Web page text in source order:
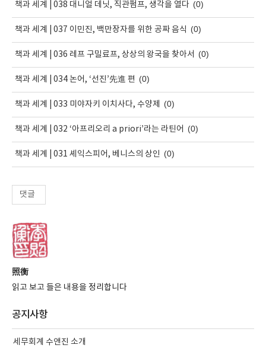
책과 세계 | 038 대니얼 데닛, 직관펌프, 생각을 열다 (0)
책과 세계 | 037 이민진, 백만장자를 위한 공짜 음식 (0)
책과 세계 | 036 레프 구밀료프, 상상의 왕국을 찾아서 (0)
책과 세계 | 034 논어, ‘선진’先進 편 (0)
책과 세계 | 033 미야자키 이치사다, 수양제 (0)
책과 세계 | 032 ‘아프리오리 a priori’라는 라틴어 (0)
책과 세계 | 031 셰익스피어, 베니스의 상인 (0)
댓글
照衡
읽고 보고 들은 내용을 정리합니다
공지사항
세무회계 수앤진 소개